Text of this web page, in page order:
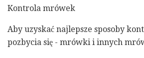
Kontrola mrówek
Aby uzyskać najlepsze sposoby
pozbycia się - mrówki i innych